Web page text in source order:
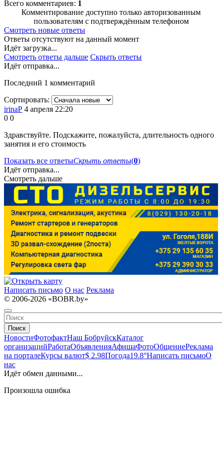
Всего комментариев: 1
Комментирование доступно только авторизованным
пользователям с подтверждённым телефоном
Смотреть новые ответы
Ответы отсутствуют на данный момент
Идёт загрузка...
Смотреть ответы дальше Скрыть ответы
Идёт отправка...
Последний 1 комментарий
Сортировать:
irinaР 4 апреля 22:20
0 0
Здравствуйте. Подскажите, пожалуйста, длительность одного
занятия и его стоимость
Показать все ответыСкрыть ответы(0)
Идёт отправка...
Смотреть дальше
Написать письмо О нас Реклама
© 2006-2026 «BOBR.by»
Поиск
НовостиФотофактНаш БобруйскКаталог
организацийРаботаОбъявленияАфишаФотоОбщениеРеклама
на порталеКурсы валют$ 2.98Погода19.8°Написать письмоО
нас
Идёт обмен данными...
Произошла ошибка